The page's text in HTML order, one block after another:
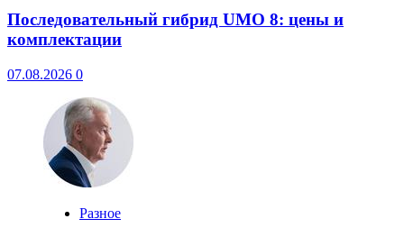
Последовательный гибрид UMO 8: цены и
комплектации
07.08.2026 0
Разное